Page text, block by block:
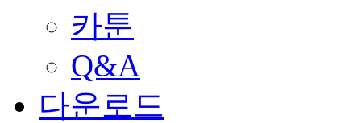
카툰
Q&A
다운로드